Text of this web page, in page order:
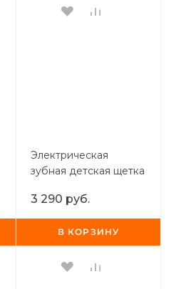
Электрическая
зубная детская щетка
Electric Toothbrush
3 290 руб.
В КОРЗИНУ